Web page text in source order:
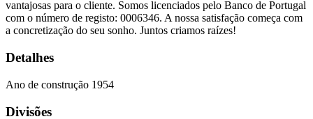
vantajosas para o cliente. Somos licenciados pelo Banco de Portugal
com o número de registo: 0006346. A nossa satisfação começa com
a concretização do seu sonho. Juntos criamos raízes!
Detalhes
Ano de construção 1954
Divisões